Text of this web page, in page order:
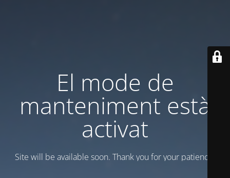
El mode de
manteniment està
activat
Site will be available soon. Thank you for your patience!